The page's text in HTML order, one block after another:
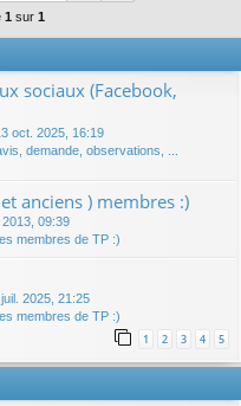
h
1 sur 1
sociaux (Facebook,
oct. 2025, 16:19
demande, observations, ...
anciens ) membres :)
09:39
membres de TP :)
2025, 21:25
membres de TP :)
1 2 3 4 5